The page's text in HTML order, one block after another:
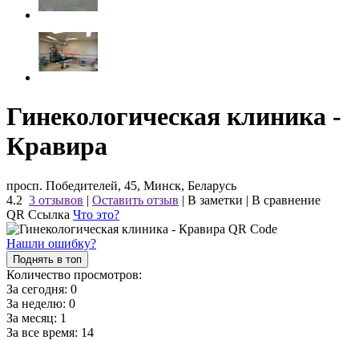
Гинекологическая клиника -
Кравира
просп. Победителей, 45, Минск, Беларусь
4.2 3 отзывов | Оставить отзыв | В заметки | В сравнение
QR Ссылка Что это?
Нашли ошибку?
Поднять в топ
Количество просмотров:
За сегодня: 0
За неделю: 0
За месяц: 1
За все время: 14